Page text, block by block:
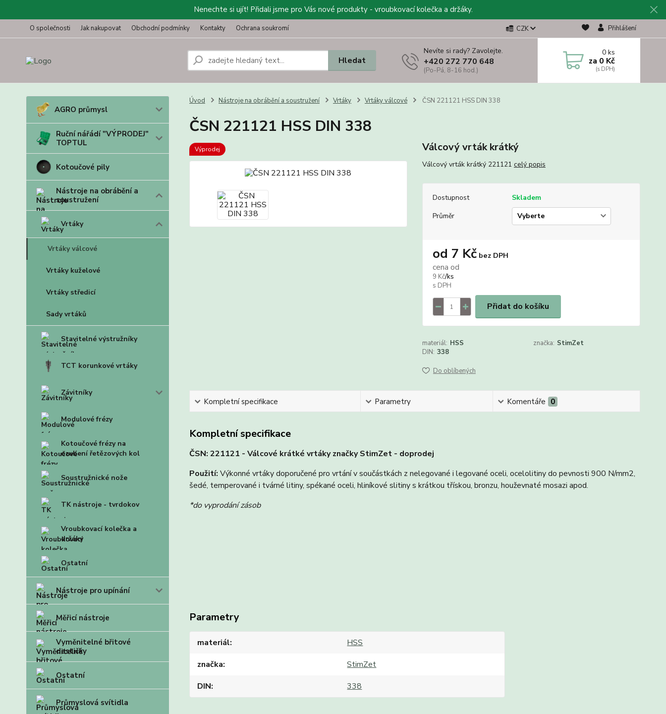
Nenechte si ujít! Přidali jsme pro Vás nové produkty - vroubkovací kolečka a držáky.
O společnosti Jak nakupovat Obchodní podmínky Kontakty Ochrana soukromí CZK Přihlášení
Hledat
Nevíte si rady? Zavolejte.
+420 272 770 648
(Po-Pá, 8-16 hod.)
0ks
za 0 Kč
AGRO průmysl
Ruční nářádí "VÝPRODEJ"
TOPTUL
Kotoučové pily
Nástroje na obrábění a
soustružení
Vrtáky
Vrtáky válcové
Vrtáky kuželové
Vrtáky středicí
Sady vrtáků
Stavitelné výstružníky
TCT korunkové vrtáky
Závitníky
Modulové frézy
Kotoučové frézy na
ozubení řetězových kol
Soustružnické nože
TK nástroje - tvrdokov
Vroubkovací kolečka a
držáky
Ostatní
Nástroje pro upínání
Měřicí nástroje
Vyměnitelné břitové
destičky
Ostatní
Průmyslová svítidla
Úvod Nástroje na obrábění a soustružení Vrtáky Vrtáky válcové ČSN 221121 HSS DIN 338
ČSN 221121 HSS DIN 338
Výprodej Válcový vrták krátký
Válcový vrták krátký 221121 celý popis
Dostupnost
Skladem
Průměr
cena od
9 Kč/ks
od 7 Kč bez DPH
Přidat do košíku
materiál: HSS značka: StimZet
DIN: 338
Do oblíbených
Kompletní specifikace Parametry Komentáře 0
Kompletní specifikace
ČSN: 221121 - Válcové krátké vrtáky značky StimZet - doprodej
Použití: Výkonné vrtáky doporučené pro vrtání v součástkách z nelegované i legované oceli, ocelolitiny do pevnosti 900 N/mm2,
šedé, temperované i tvárné litiny, spékané oceli, hliníkové slitiny s krátkou třískou, bronzu, houževnaté mosazi apod.
*do vyprodání zásob
Parametry
materiál
HSS
značka
StimZet
DIN
338